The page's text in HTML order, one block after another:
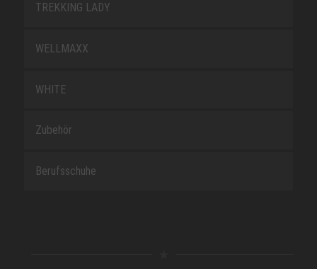
TREKKING LADY
WELLMAXX
WHITE
Zubehör
Berufsschuhe